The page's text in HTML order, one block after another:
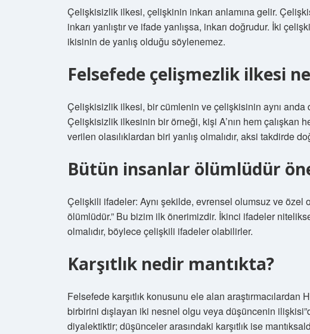
Çelişkisizlik ilkesi, çelişkinin inkarı anlamına gelir.
inkarı yanlıştır ve ifade yanlışsa, inkarı doğrudur. İki
ikisinin de yanlış olduğu söylenemez.
Felsefede çelişmezlik ilkesi
Çelişkisizlik ilkesi, bir cümlenin ve çelişkisinin aynı anda
Çelişkisizlik ilkesinin bir örneği, kişi A’nın hem çalışkan
verilen olasılıklardan biri yanlış olmalıdır, aksi takdirde
Bütün insanlar ölümlüdür
Çelişkili ifadeler: Aynı şekilde, evrensel olumsuz ve
ölümlüdür.” Bu bizim ilk önerimizdir. İkinci ifadeler
olmalıdır, böylece çelişkili ifadeler olabilirler.
Karşıtlık nedir mantıkta?
Felsefede karşıtlık konusunu ele alan araştırmacılardan
birbirini dışlayan iki nesnel olgu veya düşüncenin
diyalektiktir; düşünceler arasındaki karşıtlık ise